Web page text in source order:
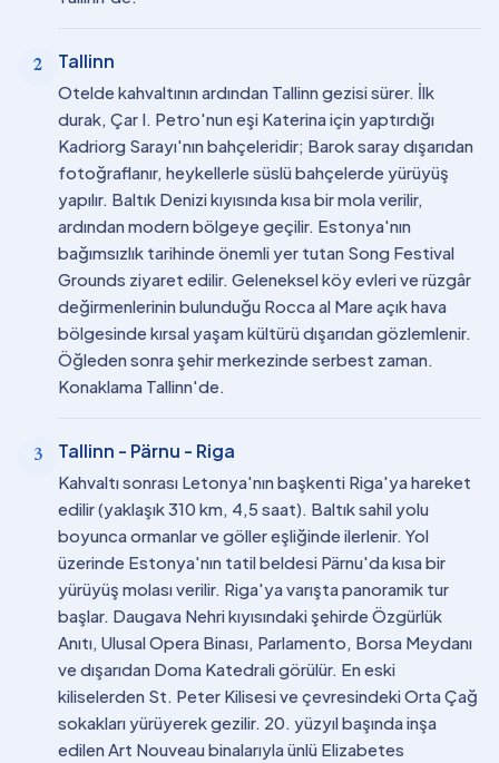
2 Tallinn
Otelde kahvaltının ardından Tallinn gezisi sürer. İlk
durak, Çar I. Petro'nun eşi Katerina için yaptırdığı
Kadriorg Sarayı'nın bahçeleridir; Barok saray dışarıdan
fotoğraflanır, heykellerle süslü bahçelerde yürüyüş
yapılır. Baltık Denizi kıyısında kısa bir mola verilir,
ardından modern bölgeye geçilir. Estonya'nın
bağımsızlık tarihinde önemli yer tutan Song Festival
Grounds ziyaret edilir. Geleneksel köy evleri ve rüzgâr
değirmenlerinin bulunduğu Rocca al Mare açık hava
bölgesinde kırsal yaşam kültürü dışarıdan gözlemlenir.
Öğleden sonra şehir merkezinde serbest zaman.
Konaklama Tallinn'de.
3 Tallinn - Pärnu - Riga
Kahvaltı sonrası Letonya'nın başkenti Riga'ya hareket
edilir (yaklaşık 310 km, 4,5 saat). Baltık sahil yolu
boyunca ormanlar ve göller eşliğinde ilerlenir. Yol
üzerinde Estonya'nın tatil beldesi Pärnu'da kısa bir
yürüyüş molası verilir. Riga'ya varışta panoramik tur
başlar. Daugava Nehri kıyısındaki şehirde Özgürlük
Anıtı, Ulusal Opera Binası, Parlamento, Borsa Meydanı
ve dışarıdan Doma Katedrali görülür. En eski
kiliselerden St. Peter Kilisesi ve çevresindeki Orta Çağ
sokakları yürüyerek gezilir. 20. yüzyıl başında inşa
edilen Art Nouveau binalarıyla ünlü Elizabetes